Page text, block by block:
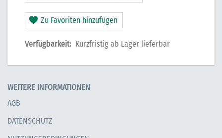
Zu Favoriten hinzufügen
Verfügbarkeit: Kurzfristig ab Lager lieferbar
WEITERE INFORMATIONEN
AGB
DATENSCHUTZ